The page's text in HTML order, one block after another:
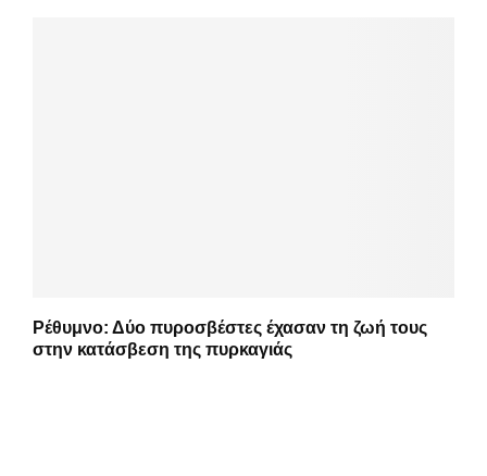
Ρέθυμνο: Δύο πυροσβέστες έχασαν τη ζωή τους
στην κατάσβεση της πυρκαγιάς